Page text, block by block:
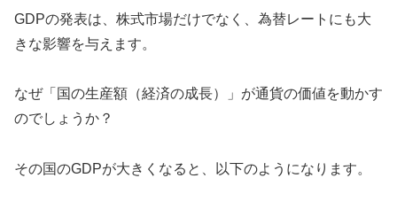
GDPの発表は、株式市場だけでなく、為替レートにも大
きな影響を与えます。
なぜ「国の生産額（経済の成長）」が通貨の価値を動かす
のでしょうか？
その国のGDPが大きくなると、以下のようになります。